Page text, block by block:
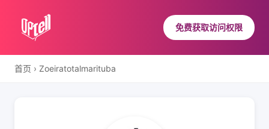
免费获取访问权限
首页 › Zoeiratotalmarituba